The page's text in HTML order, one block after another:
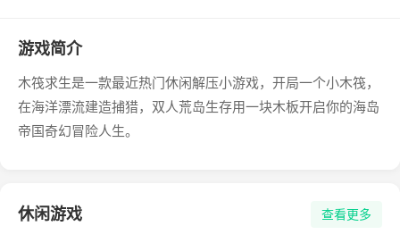
游戏简介
木筏求生是一款最近热门休闲解压小游戏，开局一个小木筏，
在海洋漂流建造捕猎，双人荒岛生存用一块木板开启你的海岛
帝国奇幻冒险人生。
休闲游戏 查看更多